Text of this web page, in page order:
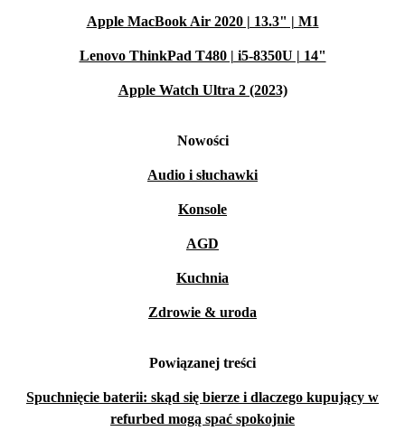
Apple MacBook Air 2020 | 13.3" | M1
Lenovo ThinkPad T480 | i5-8350U | 14"
Apple Watch Ultra 2 (2023)
Nowości
Audio i słuchawki
Konsole
AGD
Kuchnia
Zdrowie & uroda
Powiązanej treści
Spuchnięcie baterii: skąd się bierze i dlaczego kupujący w
refurbed mogą spać spokojnie